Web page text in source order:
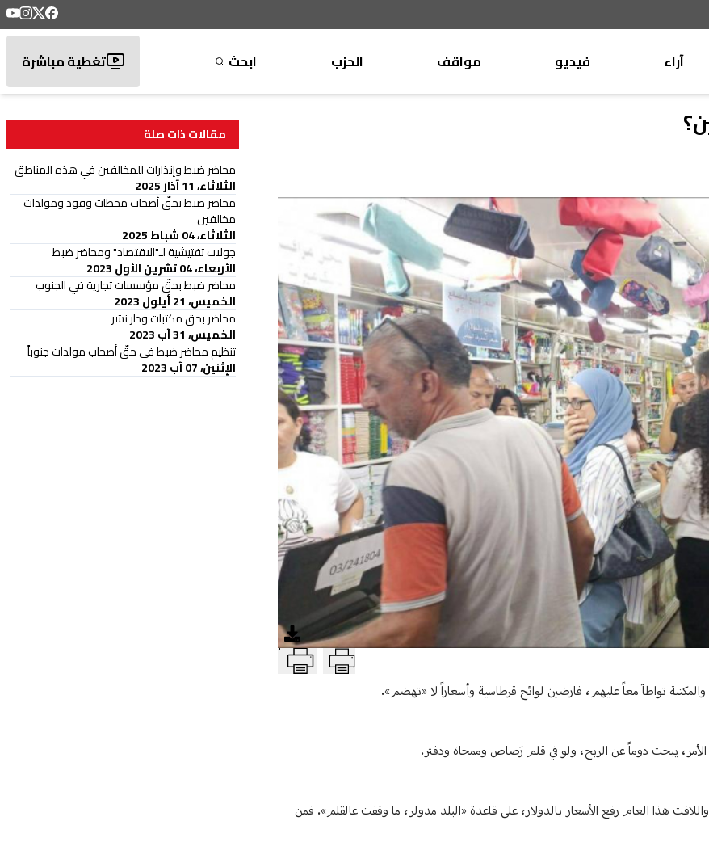
آراء
موقف
الأنباء
منبر
مختارات
صحافة
أجنبية
بريد
القرّاء
فيديو مواقف الحزب ابحث تغطية مباشرة
T
تواطآ معاً عليهم، فارضين لوائح قرطاسية وأسعاراً لا «تهضم».
الأمر، يبحث دوماً عن الربح، ولو في قلم رَصاص وممحاة ودفتر.
هذا العام رفع الأسعار بالدولار، على قاعدة «البلد مدولر، ما وقفت عالقلم». فمن
مقالات ذات صلة
محاضر ضبط وإنذارات للمخالفين في هذه المناطق
الثلاثاء، 11 آذار 2025
محاضر ضبط بحقّ أصحاب محطات وقود ومولدات
مخالفين
الثلاثاء، 04 شباط 2025
جولات تفتيشية لـ"الاقتصاد" ومحاضر ضبط
الأربعاء، 04 تشرين الأول 2023
محاضر ضبط بحقّ مؤسسات تجارية في الجنوب
الخميس، 21 أيلول 2023
محاضر بحق مكتبات ودار نشر
الخميس، 31 آب 2023
تنظيم محاضر ضبط في حقّ أصحاب مولدات جنوباً
الإثنين، 07 آب 2023